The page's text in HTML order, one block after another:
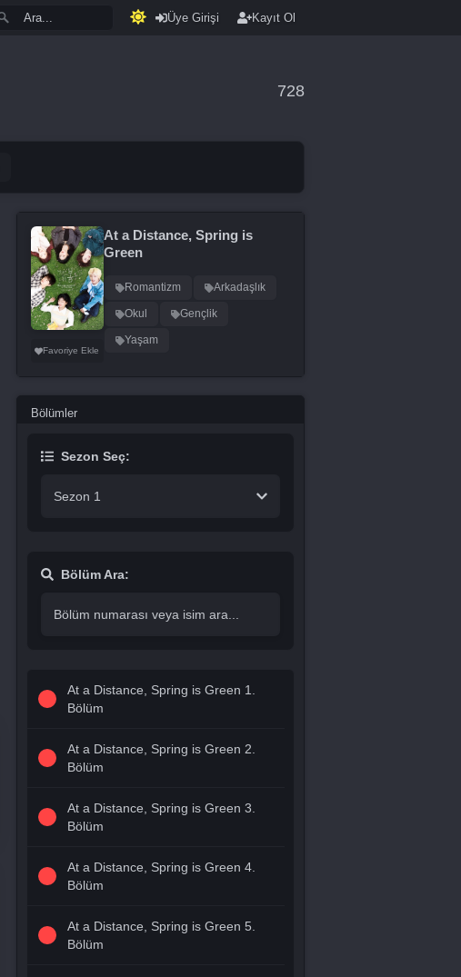
Üye Girişi Kayıt Ol
728
Favoriye Ekle
At a Distance, Spring is
Green
Romantizm Arkadaşlık
Okul Gençlik
Yaşam
Bölümler
Sezon Seç:
Sezon 1
Bölüm Ara:
At a Distance, Spring is Green 1.
Bölüm
At a Distance, Spring is Green 2.
Bölüm
At a Distance, Spring is Green 3.
Bölüm
At a Distance, Spring is Green 4.
Bölüm
At a Distance, Spring is Green 5.
Bölüm